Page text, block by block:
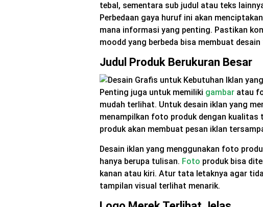
tebal, sementara sub judul atau teks
Perbedaan gaya huruf ini akan menciptakan
mana informasi yang penting. Pastikan
moodd yang berbeda bisa membuat
Judul Produk Berukuran Besar
Penting juga untuk memiliki gambar atau
mudah terlihat. Untuk desain iklan yang
menampilkan foto produk dengan
produk akan membuat pesan iklan
Desain iklan yang menggunakan foto
hanya berupa tulisan. Foto produk bisa
kanan atau kiri. Atur tata letaknya agar
tampilan visual terlihat menarik.